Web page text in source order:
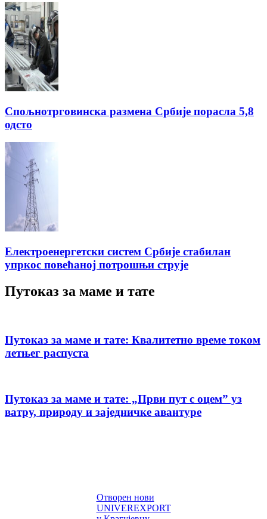
Спољнотрговинска размена Србије порасла 5,8
одсто
Електроенергетски систем Србије стабилан
упркос повећаној потрошњи струје
Путоказ за маме и тате
Путоказ за маме и тате: Квалитетно време током
летњег распуста
Путоказ за маме и тате: „Први пут с оцемˮ уз
ватру, природу и заједничке авантуре
Отворен нови
UNIVEREXPORT